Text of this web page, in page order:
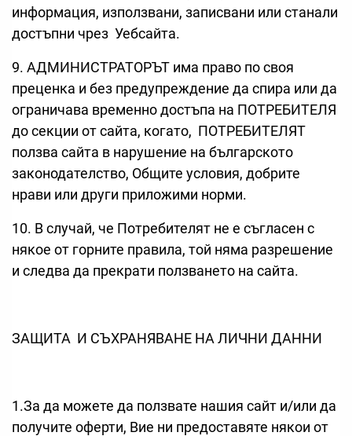
информация, използвани, записвани или станали
достъпни чрез Уебсайта.
9. АДМИНИСТРАТОРЪТ има право по своя
прeценка и без предупреждение да спира или да
ограничава временно достъпа на ПОТРЕБИТЕЛЯ
до секции от сайта, когато, ПОТРЕБИТЕЛЯТ
ползва сайта в нарушение на българското
законодателство, Общите условия, добрите
нрави или други приложими норми.
10. В случай, че Потребителят не е съгласен с
някое от горните правила, той няма разрешение
и следва да прекрати ползването на сайта.
ЗАЩИТА И СЪХРАНЯВАНЕ НА ЛИЧНИ ДАННИ
1.За да можете да ползвате нашия сайт и/или да
получите оферти, Вие ни предоставяте някои от